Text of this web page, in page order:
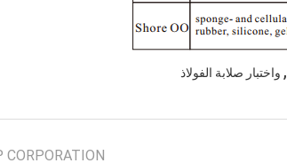
, واختبار صلابة الفولاذ
CORPORATION